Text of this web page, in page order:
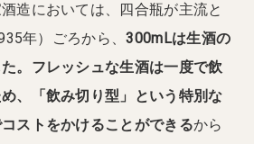
造においては、四合瓶が主流と
年）ごろから、300mLは生酒の
。 フレッシュな生酒は一度で飲
、
「飲み切り型」という特別な
ストをかけることができるから